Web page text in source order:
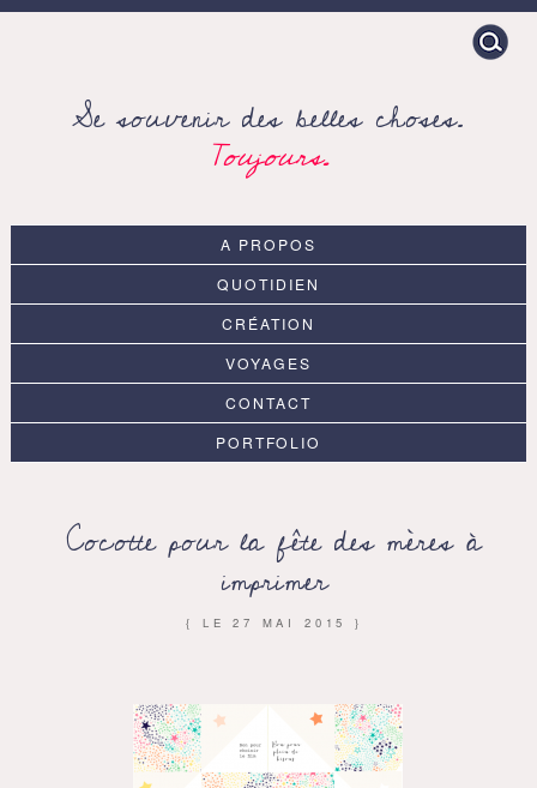
Search
for:
Se souvenir des belles choses.
Toujours.
A PROPOS
QUOTIDIEN
CRÉATION
VOYAGES
CONTACT
PORTFOLIO
Cocotte pour la fête des mères à
imprimer
{ LE27 MAI 2015 }